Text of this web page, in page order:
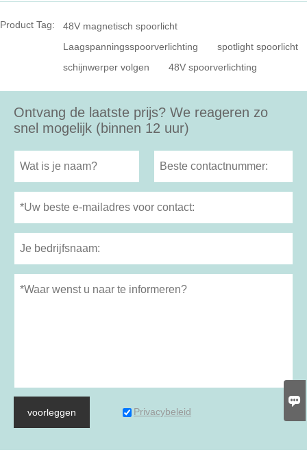
Product Tag:
48V magnetisch spoorlicht
Laagspanningsspoorverlichting
spotlight spoorlicht
schijnwerper volgen
48V spoorverlichting
Ontvang de laatste prijs? We reageren zo
snel mogelijk (binnen 12 uur)
voorleggen Privacybeleid
